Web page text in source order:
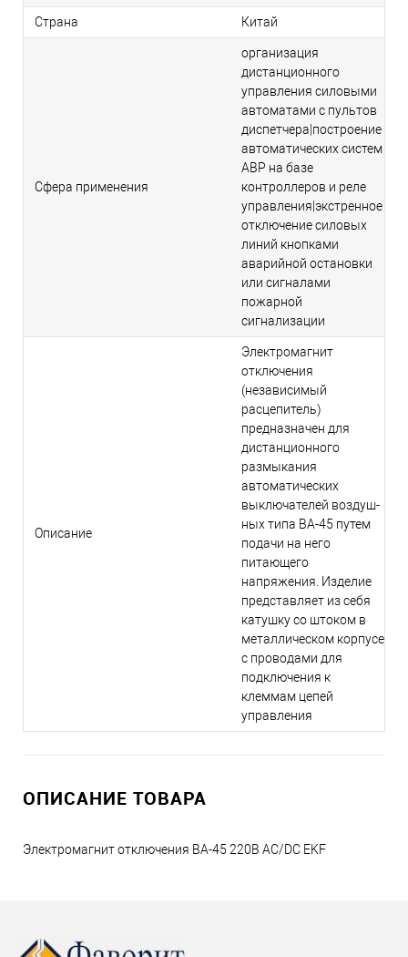
Страна Китай
Сфера применения
организация
дистанционного
управления силовыми
автоматами с пультов
диспетчера|построение
автоматических систем
АВР на базе
контроллеров и реле
управления|экстренное
отключение силовых
линий кнопками
аварийной остановки
или сигналами
пожарной
сигнализации
Описание
Электромагнит
отключения
(независимый
расцепитель)
предназначен для
дистанционного
размыкания
автоматических
выключателей воздуш-
ных типа ВА-45 путем
подачи на него
питающего
напряжения. Изделие
представляет из себя
катушку со штоком в
металлическом корпусе
с проводами для
подключения к
клеммам цепей
управления
ОПИСАНИЕ ТОВАРА
Электромагнит отключения ВА-45 220В AC/DС EKF